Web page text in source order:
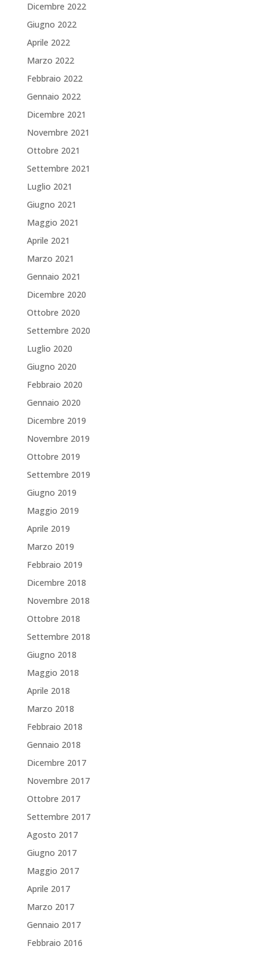
Dicembre 2022
Giugno 2022
Aprile 2022
Marzo 2022
Febbraio 2022
Gennaio 2022
Dicembre 2021
Novembre 2021
Ottobre 2021
Settembre 2021
Luglio 2021
Giugno 2021
Maggio 2021
Aprile 2021
Marzo 2021
Gennaio 2021
Dicembre 2020
Ottobre 2020
Settembre 2020
Luglio 2020
Giugno 2020
Febbraio 2020
Gennaio 2020
Dicembre 2019
Novembre 2019
Ottobre 2019
Settembre 2019
Giugno 2019
Maggio 2019
Aprile 2019
Marzo 2019
Febbraio 2019
Dicembre 2018
Novembre 2018
Ottobre 2018
Settembre 2018
Giugno 2018
Maggio 2018
Aprile 2018
Marzo 2018
Febbraio 2018
Gennaio 2018
Dicembre 2017
Novembre 2017
Ottobre 2017
Settembre 2017
Agosto 2017
Giugno 2017
Maggio 2017
Aprile 2017
Marzo 2017
Gennaio 2017
Febbraio 2016